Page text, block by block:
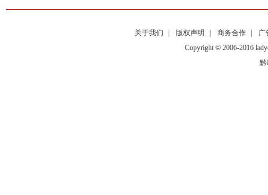
关于我们 版权声明 商务合作
广
Copyright © 2006-2016
黔